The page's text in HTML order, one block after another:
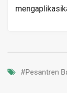
#Pesantren